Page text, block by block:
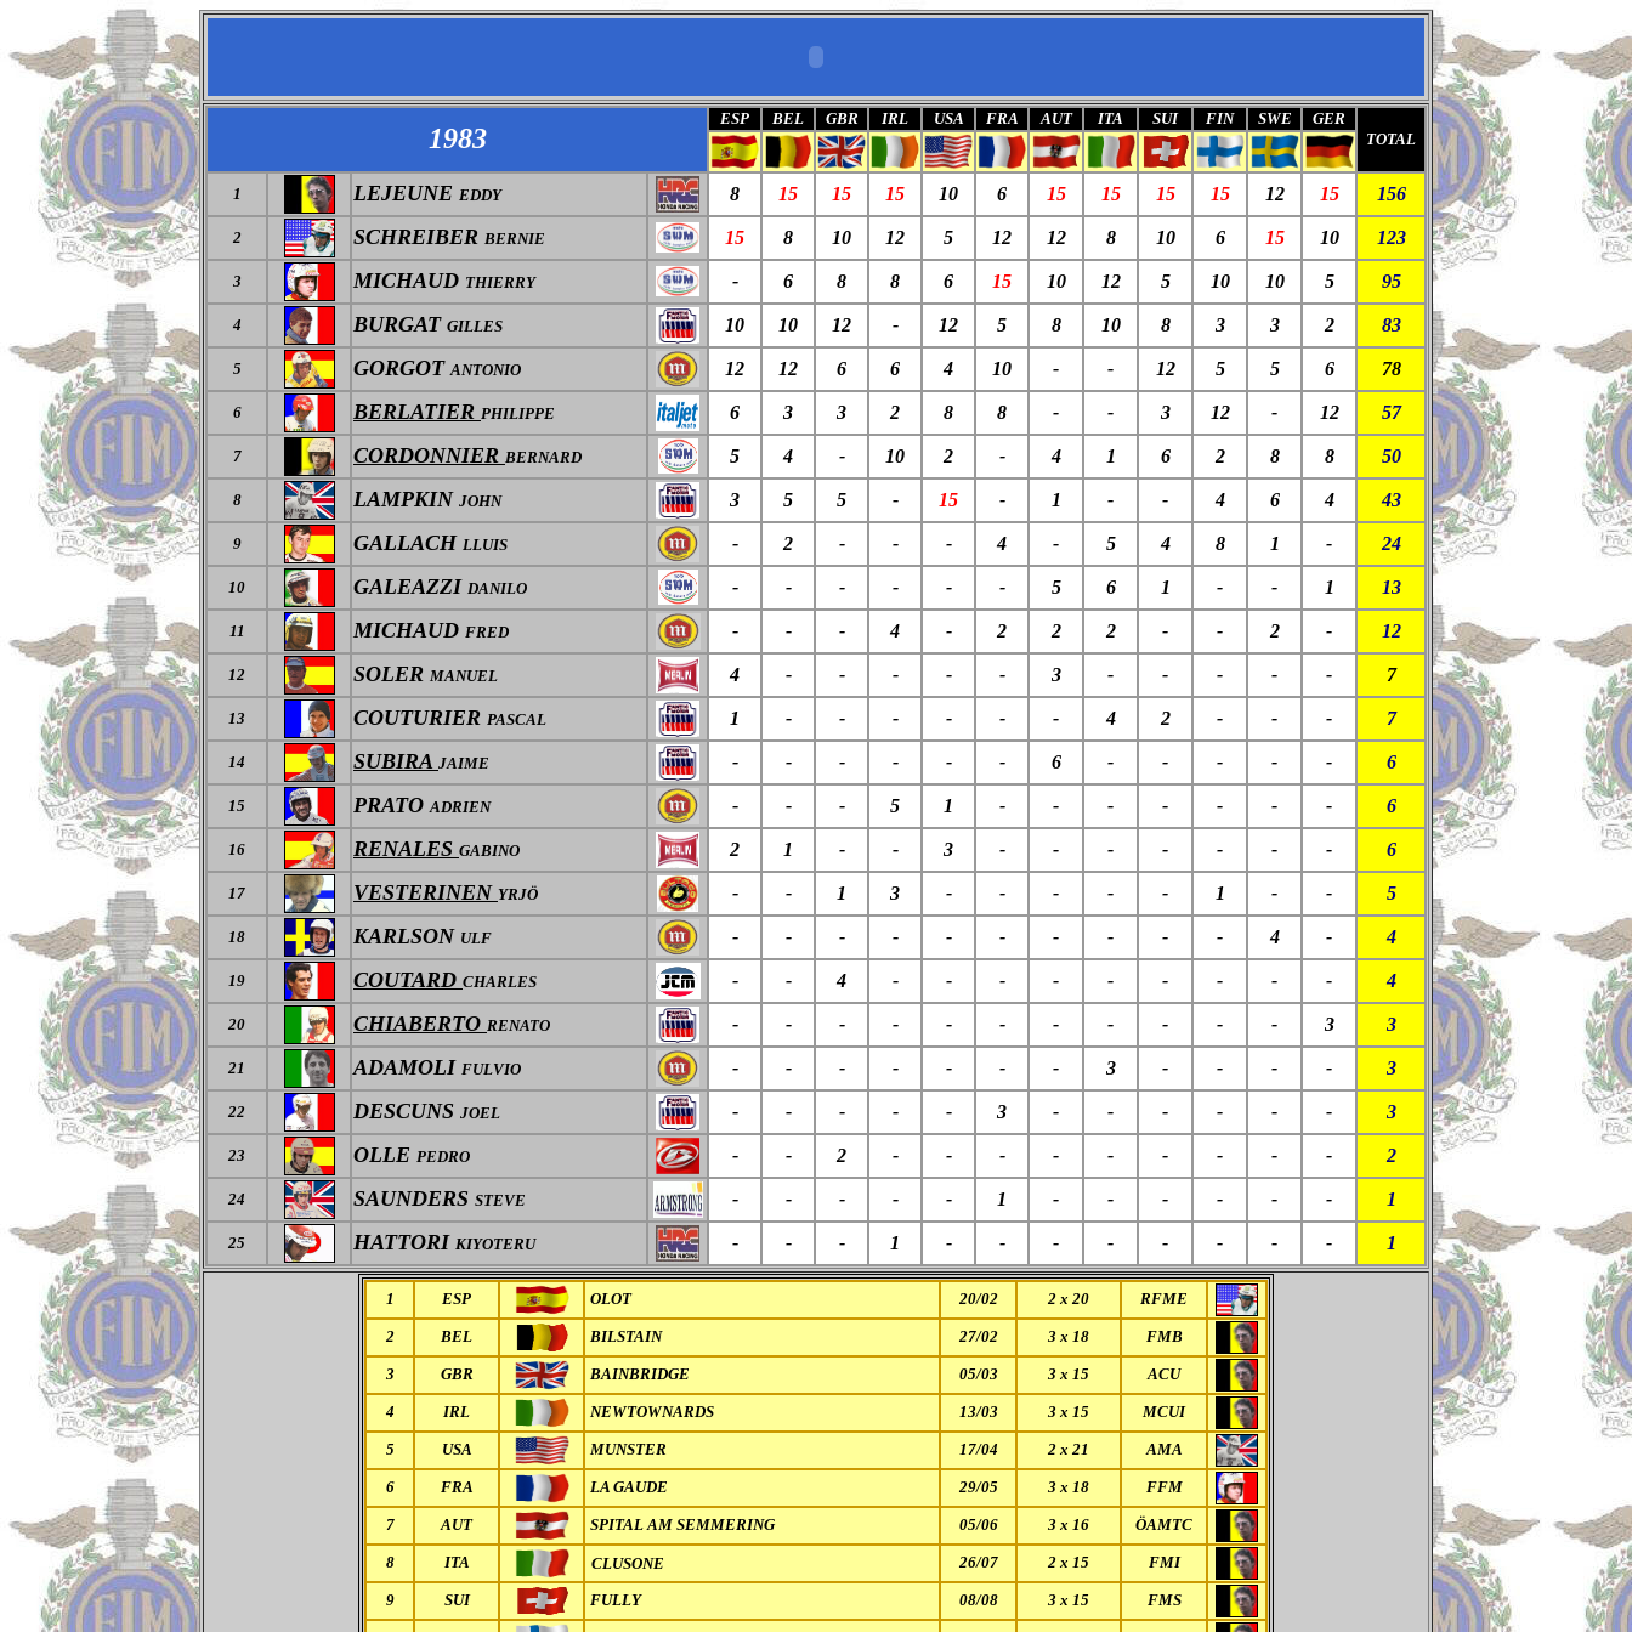
1983
ESP BEL GBR IRL USA FRA AUT ITA SUI FIN SWE
GER
TOTAL
1 LEJEUNE EDDY 8 15 15 15 10 6 15 15 15 15 12 15 156
2 SCHREIBER BERNIE 15 8 10 12 5 12 12 8 10 6 15 10 123
3 MICHAUD THIERRY - 6 8 8 6 15 10 12 5 10 10 5 95
4 BURGAT GILLES 10 10 12 - 12 5 8 10 8 3 3 2 83
5 GORGOTANTONIO 12 12 6 6 4 10 - - 12 5 5 6 78
6 BERLATIER PHILIPPE 6 3 3 2 8 8 - - 3 12 - 12 57
7 CORDONNIER BERNARD 5 4 - 10 2 - 4 1 6 2 8 8 50
8 LAMPKIN JOHN 3 5 5 - 15 - 1 - - 4 6 4 43
9 GALLACH LLUIS - 2 - - - 4 - 5 4 8 1 - 24
10 GALEAZZI DANILO - - - - - - 5 6 1 - - 1 13
11 MICHAUD FRED - - - 4 - 2 2 2 - - 2 - 12
12 SOLER MANUEL 4 - - - - - 3 - - - - - 7
13 COUTURIER PASCAL 1 - - - - - - 4 2 - - - 7
14 SUBIRA JAIME - - - - - - 6 - - - - - 6
15 PRATOADRIEN - - - 5 1 - - - - - - - 6
16 RENALES GABINO 2 1 - - 3 - - - - - - - 6
17 VESTERINEN YRJÖ - - 1 3 - - - - - 1 - - 5
18 KARLSON ULF - - - - - - - - - - 4 - 4
19 COUTARD CHARLES - - 4 - - - - - - - - - 4
20 CHIABERTO RENATO - - - - - - - - - - - 3 3
21 ADAMOLI FULVIO - - - - - - - 3 - - - - 3
22 DESCUNS JOEL - - - - - 3 - - - - - - 3
23 OLLE PEDRO - - 2 - - - - - - - - - 2
24 SAUNDERS STEVE - - - - - 1 - - - - - - 1
25 HATTORI KIYOTERU - - - 1 - - - - - - - - 1
1 ESP OLOT 20/02 2 x 20 RFME
2 BEL BILSTAIN 27/02 3 x 18 FMB
3 GBR BAINBRIDGE 05/03 3 x 15 ACU
4 IRL NEWTOWNARDS 13/03 3 x 15 MCUI
5 USA MUNSTER 17/04 2 x 21 AMA
6 FRA LA GAUDE 29/05 3 x 18 FFM
7 AUT SPITAL AM SEMMERING 05/06 3 x 16 ÖAMTC
8 ITA CLUSONE 26/07 2 x 15 FMI
9 SUI FULLY 08/08 3 x 15 FMS